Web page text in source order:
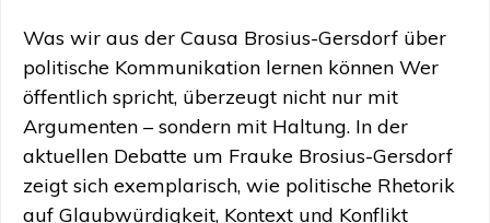
Was wir aus der Causa Brosius-Gersdorf über
politische Kommunikation lernen können Wer
öffentlich spricht, überzeugt nicht nur mit
Argumenten – sondern mit Haltung. In der
aktuellen Debatte um Frauke Brosius-Gersdorf
zeigt sich exemplarisch, wie politische Rhetorik
auf Glaubwürdigkeit, Kontext und Konflikt